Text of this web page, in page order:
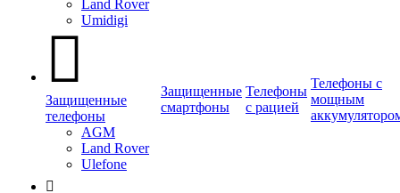
Land Rover
Umidigi
Защищенные
телефоны
AGM
Land Rover
Ulefone
Защищенные
смартфоны
Телефоны
с рацией
Телефоны с
мощным